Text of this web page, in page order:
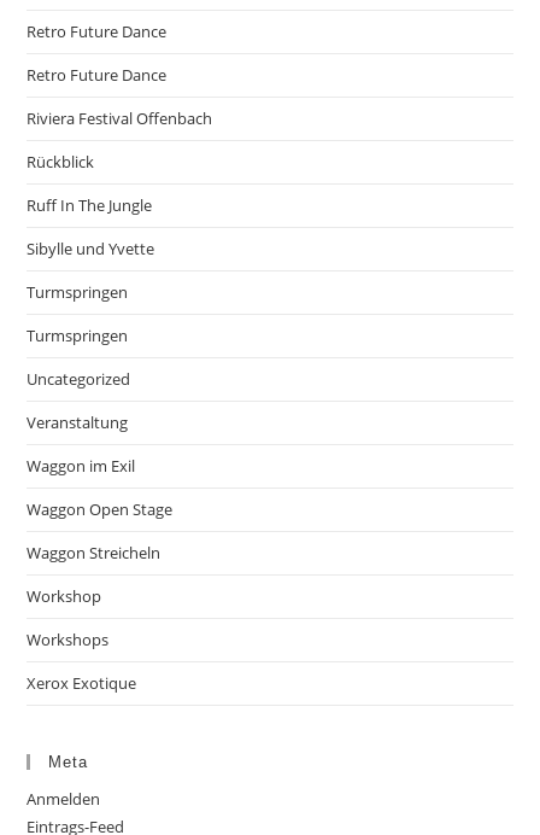
Retro Future Dance
Retro Future Dance
Riviera Festival Offenbach
Rückblick
Ruff In The Jungle
Sibylle und Yvette
Turmspringen
Turmspringen
Uncategorized
Veranstaltung
Waggon im Exil
Waggon Open Stage
Waggon Streicheln
Workshop
Workshops
Xerox Exotique
Meta
Anmelden
Eintrags-Feed